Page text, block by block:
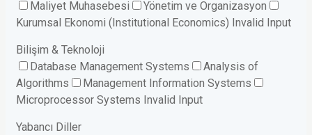
Maliyet Muhasebesi
Yönetim ve Organizasyon
Kurumsal Ekonomi (Institutional Economics) Invalid Input
Bilişim & Teknoloji
Database Management Systems
Analysis of
Algorithms
Management Information Systems
Microprocessor Systems Invalid Input
Yabancı Diller